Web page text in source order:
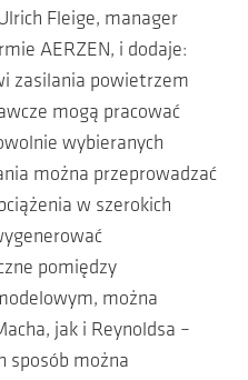
Fleige, manager
AERZEN, i dodaje:
zasilania powietrzem
mogą pracować
wybieranych
można przeprowadzać
w szerokich
pomiędzy
można
jak i Reynoldsa –
sposób można